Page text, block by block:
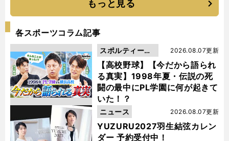
もっと見る
各スポーツコラム記事
【高校野球】【今だから語られ
る真実】1998年夏・伝説の死
闘の最中にPL学園に何が起きて
いた！？
2026.08.07更新
スポルティーバ
動画
YUZURU2027羽生結弦カレン
ダー 予約受付中！
2026.08.07更新
ニュース